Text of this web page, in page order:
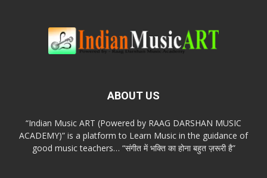
ABOUT US
“Indian Music ART (Powered by RAAG DARSHAN MUSIC
ACADEMY)” is a platform to Learn Music in the guidance of
good music teachers… “संगीत में भक्ति का होना बहुत ज़रूरी है”